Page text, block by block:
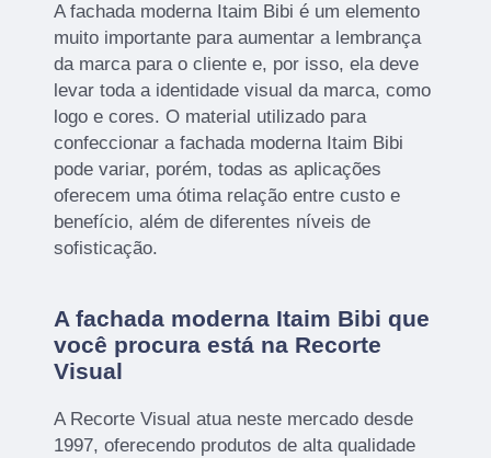
A fachada moderna Itaim Bibi é um elemento
muito importante para aumentar a lembrança
da marca para o cliente e, por isso, ela deve
levar toda a identidade visual da marca, como
logo e cores. O material utilizado para
confeccionar a fachada moderna Itaim Bibi
pode variar, porém, todas as aplicações
oferecem uma ótima relação entre custo e
benefício, além de diferentes níveis de
sofisticação.
A fachada moderna Itaim Bibi que
você procura está na Recorte
Visual
A Recorte Visual atua neste mercado desde
1997, oferecendo produtos de alta qualidade